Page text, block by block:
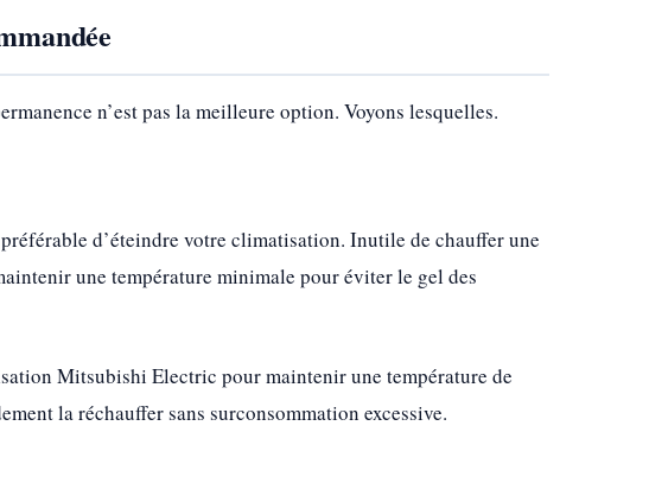
n’est pas la meilleure option. Voyons lesquelles.
d’éteindre votre climatisation. Inutile de chauffer une
une température minimale pour éviter le gel des
Mitsubishi Electric pour maintenir une température de
la réchauffer sans surconsommation excessive.